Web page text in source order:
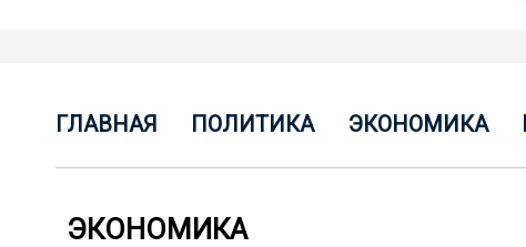
ГЛАВНАЯ ПОЛИТИКА ЭКОНОМИКА
ЭКОНОМИКА